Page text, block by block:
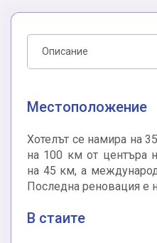
Описание
Местоположение
Хотелът се намира на
на 100 км от центъра
на 45 км, а
Последна реновация е
В стаите